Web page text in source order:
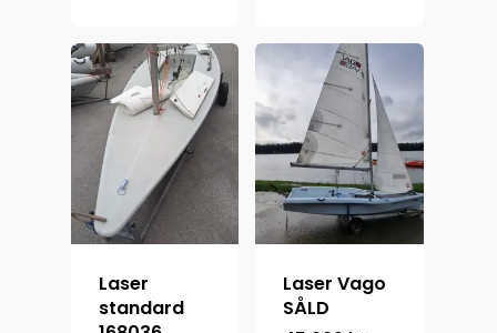
Laser
standard
Laser Vago
SÅLD